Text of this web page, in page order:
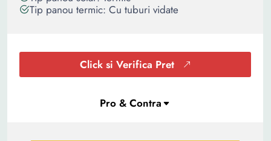
Tip panou termic: Cu tuburi vidate
Click si Verifica Pret